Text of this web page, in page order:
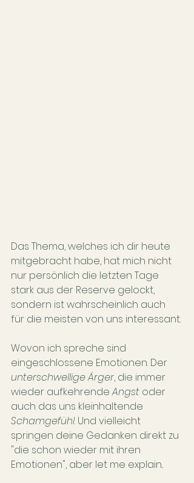
Das Thema, welches ich dir heute
mitgebracht habe, hat mich nicht
nur persönlich die letzten Tage
stark aus der Reserve gelockt,
sondern ist wahrscheinlich auch
für die meisten von uns interessant.
Wovon ich spreche sind
eingeschlossene Emotionen. Der
unterschwellige Ärger, die immer
wieder aufkehrende Angst oder
auch das uns kleinhaltende
Schamgefühl. Und vielleicht
springen deine Gedanken direkt zu
"die schon wieder mit ihren
Emotionen", aber let me explain..